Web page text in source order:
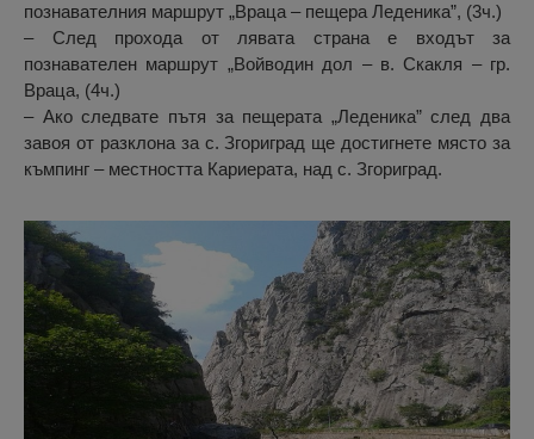
познавателния маршрут „Враца – пещера Леденика”, (3ч.)
– След прохода от лявата страна е входът за
познавателен маршрут „Войводин дол – в. Скакля – гр.
Враца, (4ч.)
– Ако следвате пътя за пещерата „Леденика” след два
завоя от разклона за с. Згориград ще достигнете място за
къмпинг – местността Кариерата, над с. Згориград.